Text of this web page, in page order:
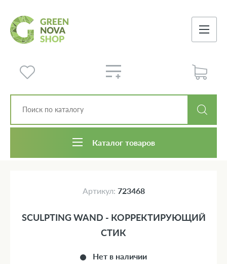
Каталог товаров
Артикул: 723468
Нет в наличии
SCULPTING WAND - КОРРЕКТИРУЮЩИЙ
СТИК